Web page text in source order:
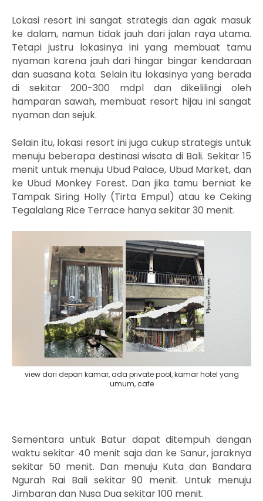
Lokasi resort ini sangat strategis dan agak masuk
ke dalam, namun tidak jauh dari jalan raya utama.
Tetapi justru lokasinya ini yang membuat tamu
nyaman karena jauh dari hingar bingar kendaraan
dan suasana kota. Selain itu lokasinya yang berada
di sekitar 200-300 mdpl dan dikelilingi oleh
hamparan sawah, membuat resort hijau ini sangat
nyaman dan sejuk.
Selain itu, lokasi resort ini juga cukup strategis untuk
menuju beberapa destinasi wisata di Bali. Sekitar 15
menit untuk menuju Ubud Palace, Ubud Market, dan
ke Ubud Monkey Forest. Dan jika tamu berniat ke
Tampak Siring Holly (Tirta Empul) atau ke Ceking
Tegalalang Rice Terrace hanya sekitar 30 menit.
view dari depan kamar, ada private pool, kamar hotel yang
umum, cafe
Sementara untuk Batur dapat ditempuh dengan
waktu sekitar 40 menit saja dan ke Sanur, jaraknya
sekitar 50 menit. Dan menuju Kuta dan Bandara
Ngurah Rai Bali sekitar 90 menit. Untuk menuju
Jimbaran dan Nusa Dua sekitar 100 menit.